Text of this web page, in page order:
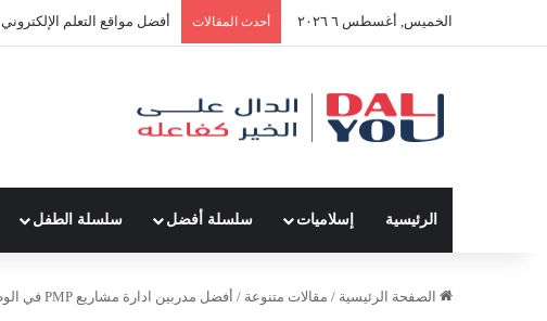
الخميس, أغسطس ٦ ٢٠٢٦ أحدث المقالات أفضل مواقع التعلم الإلكتروني
الرئيسية إسلاميات سلسلة أفضل سلسلة الطفل
الصفحة الرئيسية / مقالات متنوعة / أفضل مدربين ادارة مشاريع PMP في الوطن العربي بآخر تحديث